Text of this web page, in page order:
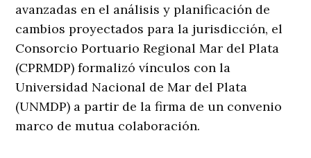
avanzadas en el análisis y planificación de
cambios proyectados para la jurisdicción, el
Consorcio Portuario Regional Mar del Plata
(CPRMDP) formalizó vínculos con la
Universidad Nacional de Mar del Plata
(UNMDP) a partir de la firma de un convenio
marco de mutua colaboración.